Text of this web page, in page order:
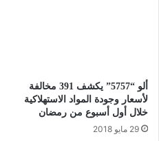
ألو “5757” يكشف 391 مخالفة
لأسعار وجودة المواد الاستهلاكية
خلال أول أسبوع من رمضان
29 مايو 2018